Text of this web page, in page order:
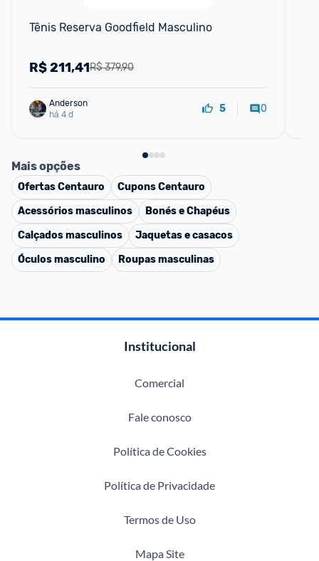
Tênis Reserva Goodfield Masculino
R$ 379,90
R$211,41
Anderson
há 4 d
5 0
Mais opções
OfertasCentauro CuponsCentauro
Acessórios masculinos
Bonés e Chapéus
Calçados masculinos
Jaquetas e casacos
Óculos masculino
Roupas masculinas
Institucional
Comercial
Fale conosco
Política de Cookies
Política de Privacidade
Termos de Uso
Mapa Site